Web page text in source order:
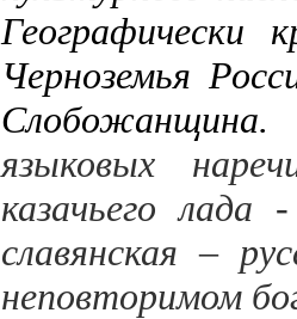
Географически
Черноземья
Слобожанщина.
языковых
казачьего лада
славянская –
неповторимом